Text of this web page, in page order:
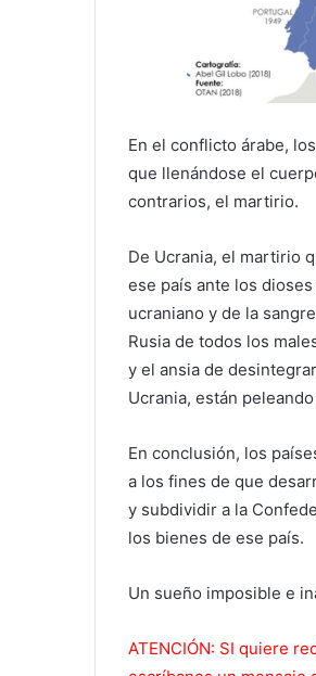
En el conflicto árabe,
que llenándose el
contrarios, el martirio.
De Ucrania, el martirio
ese país ante los
ucraniano y de la
Rusia de todos los
y el ansia de
Ucrania, están
En conclusión, los
a los fines de que
y subdividir a la
los bienes de ese país.
Un sueño imposible e
ATENCIÓN: SI quiere